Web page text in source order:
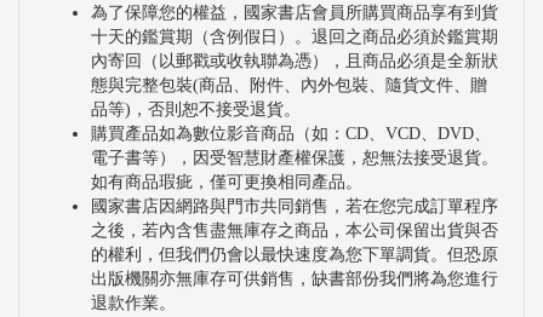
為了保障您的權益，國家書店會員所購買商品享有到貨
十天的鑑賞期（含例假日）。退回之商品必須於鑑賞期
內寄回（以郵戳或收執聯為憑），且商品必須是全新狀
態與完整包裝(商品、附件、內外包裝、隨貨文件、贈
品等)，否則恕不接受退貨。
購買產品如為數位影音商品（如：CD、VCD、DVD、
電子書等），因受智慧財產權保護，恕無法接受退貨。
如有商品瑕疵，僅可更換相同產品。
國家書店因網路與門市共同銷售，若在您完成訂單程序
之後，若內含售盡無庫存之商品，本公司保留出貨與否
的權利，但我們仍會以最快速度為您下單調貨。但恐原
出版機關亦無庫存可供銷售，缺書部份我們將為您進行
退款作業。